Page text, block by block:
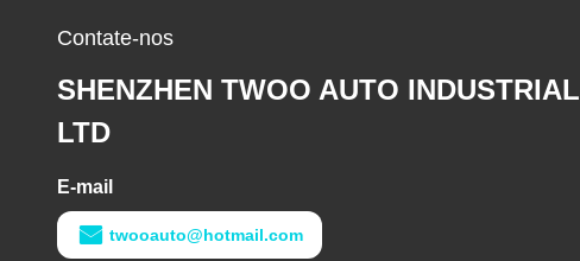
Contate-nos
SHENZHEN TWOO AUTO INDUSTRIAL
LTD
E-mail
twooauto@hotmail.com